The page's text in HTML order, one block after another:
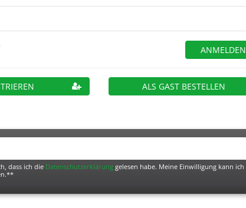
ANMELDEN
ALS GAST BESTELLEN
dass ich die Daten­schutz­erklärunggelesen habe. Meine Einwilligung kann ich